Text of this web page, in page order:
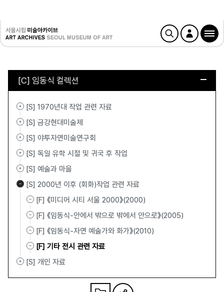
[C] 임동식 컬렉션
[S] 1970년대 작업 관련 자료
[S] 금강현대미술제
[S] 야투자연미술연구회
[S] 독일 유학 시절 및 귀국 후 작업
[S] 예술과 마을
[S] 2000년 이후 (회화)작업 관련 자료
[F] 《미디어 시티 서울 2000》(2000)
[F] 《임동식-안에서 밖으로 밖에서 안으로》(2005)
[F] 《임동식-자연 예술가와 화가》(2010)
[F] 기타 전시 관련 자료
[S] 개인 자료